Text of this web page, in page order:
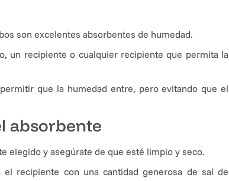
son excelentes absorbentes de humedad.
un recipiente o cualquier recipiente que permita la
que la humedad entre, pero evitando que el
absorbente
elegido y asegúrate de que esté limpio y seco.
el recipiente con una cantidad generosa de sal de